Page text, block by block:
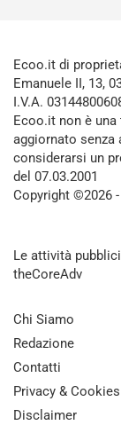
Ecoo.it di
Emanuele II, 13,
I.V.A.
Ecoo.it non è
aggiornato senza
considerarsi un
del 07.03.2001
Copyright ©2026
Le attività
theCoreAdv
Chi Siamo
Redazione
Contatti
Privacy & Cookies
Disclaimer